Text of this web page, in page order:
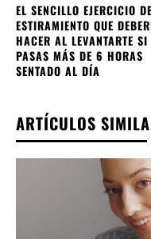
EL SENCILLO EJERCICIO DE
ESTIRAMIENTO QUE
HACER AL LEVANTARTE SI
PASAS MÁS DE 6 HORAS
SENTADO AL DÍA
ARTÍCULOS